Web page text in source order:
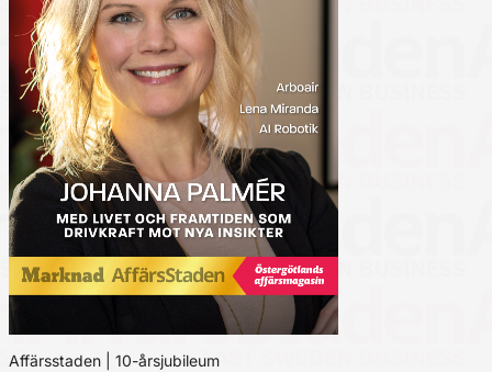
Affärsstaden | 10-årsjubileum